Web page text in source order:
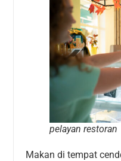
pelayan restoran
Makan di tempat